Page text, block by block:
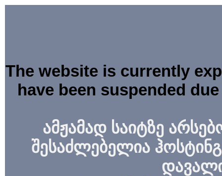
The website is currently
have been suspended
ამჟამად საიტზე
შესაძლებელია